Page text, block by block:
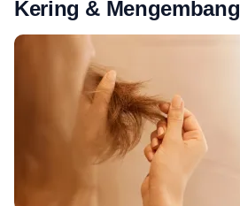
Kering & Mengembang